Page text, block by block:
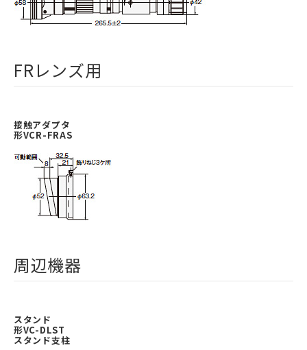
FRレンズ用
接触アダプタ
形VCR-FRAS
周辺機器
スタンド
形VC-DLST
スタンド支柱